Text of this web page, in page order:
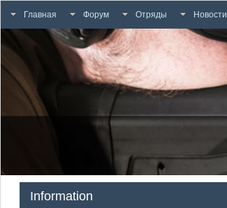
Главная Форум Отряды Новости
Information